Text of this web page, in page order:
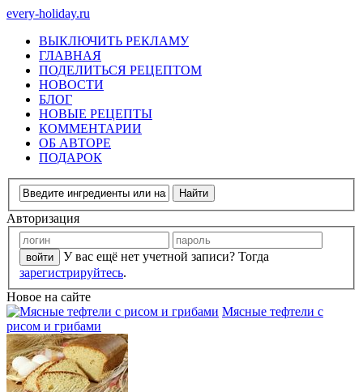
every-holiday.ru
ВЫКЛЮЧИТЬ РЕКЛАМУ
ГЛАВНАЯ
ПОДЕЛИТЬСЯ РЕЦЕПТОМ
НОВОСТИ
БЛОГ
НОВЫЕ РЕЦЕПТЫ
КОММЕНТАРИИ
ОБ АВТОРЕ
ПОДАРОК
Авторизация
У вас ещё нет учетной записи? Тогда
зарегистрируйтесь.
Новое на сайте
Мясные тефтели с
рисом и грибами